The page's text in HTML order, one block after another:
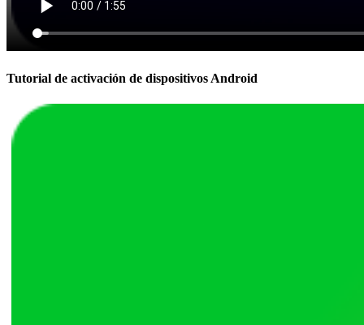
Tutorial de activación de dispositivos Android